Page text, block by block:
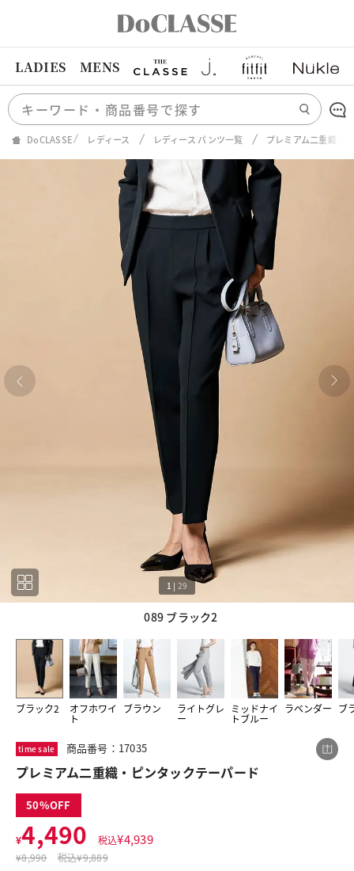
LADIES MENS
DoCLASSE レディース レディース パンツ一覧 プレミアム二重織・
089 ブラック2
1 | 29
ブラック2 オフホワイ
ト
ブラウン ライトグレ
ー
ミッドナイ
トブルー
ラベンダー ブ
29
time sale 商品番号：17035
プレミアム二重織・ピンタックテーパード
50
¥4,490 税込¥4,939
¥8,990 税込¥9,889
この商品をシェアする
¥4,490
税込¥4,939